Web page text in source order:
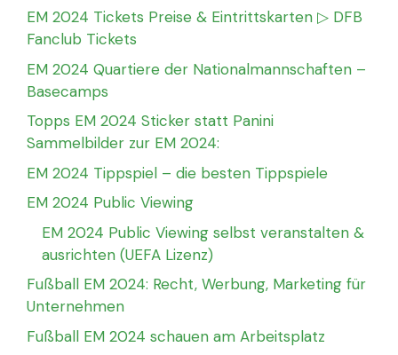
EM 2024 Tickets Preise & Eintrittskarten ▷ DFB
Fanclub Tickets
EM 2024 Quartiere der Nationalmannschaften –
Basecamps
Topps EM 2024 Sticker statt Panini
Sammelbilder zur EM 2024:
EM 2024 Tippspiel – die besten Tippspiele
EM 2024 Public Viewing
EM 2024 Public Viewing selbst veranstalten &
ausrichten (UEFA Lizenz)
Fußball EM 2024: Recht, Werbung, Marketing für
Unternehmen
Fußball EM 2024 schauen am Arbeitsplatz